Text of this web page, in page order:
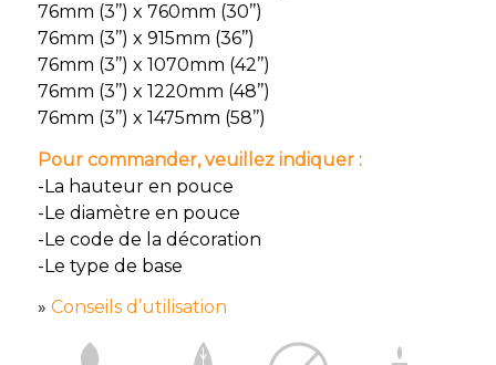
76mm (3’’) x 760mm (30’’)
76mm (3’’) x 915mm (36’’)
76mm (3’’) x 1070mm (42’’)
76mm (3’’) x 1220mm (48’’)
76mm (3’’) x 1475mm (58’’)
Pour commander, veuillez indiquer :
-La hauteur en pouce
-Le diamètre en pouce
-Le code de la décoration
-Le type de base
» Conseils d’utilisation